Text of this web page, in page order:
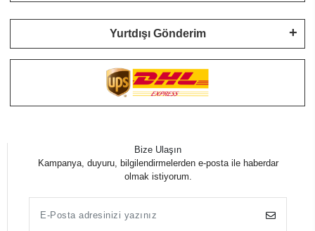
Yurtdışı Gönderim
Bize Ulaşın
Kampanya, duyuru, bilgilendirmelerden e-posta ile haberdar
olmak istiyorum.